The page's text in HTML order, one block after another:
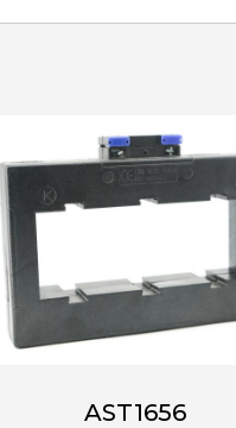
AST1656